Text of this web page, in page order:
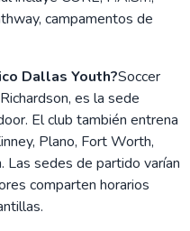
campamentos de
Dallas Youth?Soccer
es la sede
El club también entrena
Plano, Fort Worth,
Las sedes de partido varían
comparten horarios